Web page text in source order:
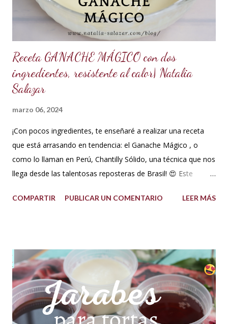
el clima es ...
Receta GANACHE MÁGICO con dos
ingredientes, resistente al calor| Natalia
Salazar
marzo 06, 2024
¡Con pocos ingredientes, te enseñaré a realizar una receta
que está arrasando en tendencia: el Ganache Mágico , o
como lo llaman en Perú, Chantilly Sólido, una técnica que nos
llega desde las talentosas reposteras de Brasil! 😍 Este
propiedad de solidificarse al enfriarse, evitando así que se
auténtica maravilla. Se lo puede preparar de diferentes
formas con el mismo resultado, obteniendo un Ganache, que
es una crema que tiene una parte de chocolate y otra parte
de crema de leche o nata, más información de lo que es un
ganache aquí en mi Blog. 😉 Ingredientes: (Proporción 3x1)
COMPARTIR PUBLICAR UN COMENTARIO LEER MÁS